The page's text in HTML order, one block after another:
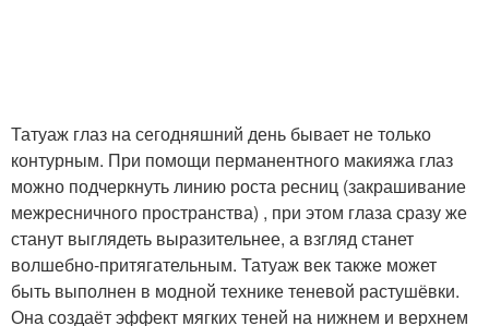
Татуаж глаз на сегодняшний день бывает не только
контурным. При помощи перманентного макияжа глаз
можно подчеркнуть линию роста ресниц (закрашивание
межресничного пространства) , при этом глаза сразу же
станут выглядеть выразительнее, а взгляд станет
волшебно-притягательным. Татуаж век также может
быть выполнен в модной технике теневой растушёвки.
Она создаёт эффект мягких теней на нижнем и верхнем